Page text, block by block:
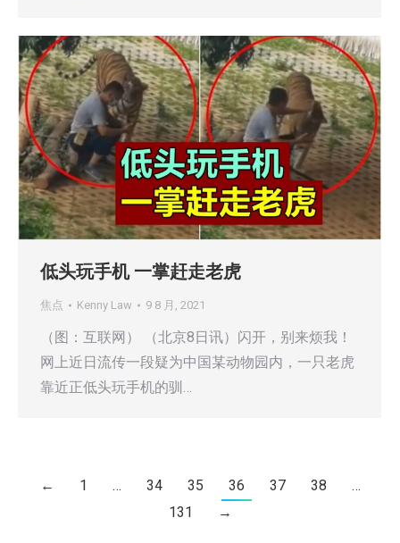
低头玩手机 一掌赶走老虎
焦点 Kenny Law 9 8 月, 2021
（图：互联网） （北京8日讯）闪开，别来烦我！
网上近日流传一段疑为中国某动物园内，一只老虎
靠近正低头玩手机的驯…
← 1 … 34 35 36 37 38
…
131
→